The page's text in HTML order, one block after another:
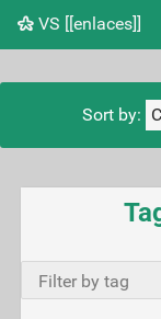
VS [[enlaces]]
Sort by: